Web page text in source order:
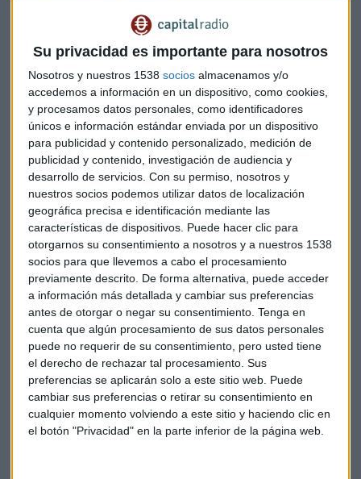
Su privacidad es importante para nosotros
Nosotros y nuestros 1538 socios almacenamos y/o
accedemos a información en un dispositivo, como cookies,
y procesamos datos personales, como identificadores
únicos e información estándar enviada por un dispositivo
para publicidad y contenido personalizado, medición de
publicidad y contenido, investigación de audiencia y
desarrollo de servicios. Con su permiso, nosotros y
nuestros socios podemos utilizar datos de localización
geográfica precisa e identificación mediante las
características de dispositivos. Puede hacer clic para
otorgarnos su consentimiento a nosotros y a nuestros 1538
socios para que llevemos a cabo el procesamiento
previamente descrito. De forma alternativa, puede acceder
a información más detallada y cambiar sus preferencias
antes de otorgar o negar su consentimiento. Tenga en
cuenta que algún procesamiento de sus datos personales
puede no requerir de su consentimiento, pero usted tiene
el derecho de rechazar tal procesamiento. Sus
preferencias se aplicarán solo a este sitio web. Puede
cambiar sus preferencias o retirar su consentimiento en
cualquier momento volviendo a este sitio y haciendo clic en
el botón "Privacidad" en la parte inferior de la página web.
FONDOS
Eurizon: "El mercado va a ser menos exigente con
Europa que con EE.UU."
Jorge de Miguel